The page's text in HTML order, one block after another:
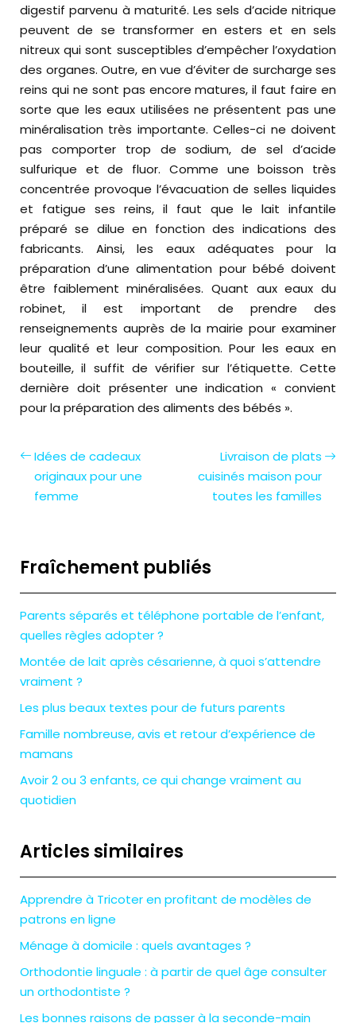
digestif parvenu à maturité. Les sels d’acide nitrique
peuvent de se transformer en esters et en sels
nitreux qui sont susceptibles d’empêcher l’oxydation
des organes. Outre, en vue d’éviter de surcharge ses
reins qui ne sont pas encore matures, il faut faire en
sorte que les eaux utilisées ne présentent pas une
minéralisation très importante. Celles-ci ne doivent
pas comporter trop de sodium, de sel d’acide
sulfurique et de fluor. Comme une boisson très
concentrée provoque l’évacuation de selles liquides
et fatigue ses reins, il faut que le lait infantile
préparé se dilue en fonction des indications des
fabricants. Ainsi, les eaux adéquates pour la
préparation d’une alimentation pour bébé doivent
être faiblement minéralisées. Quant aux eaux du
robinet, il est important de prendre des
renseignements auprès de la mairie pour examiner
leur qualité et leur composition. Pour les eaux en
bouteille, il suffit de vérifier sur l’étiquette. Cette
dernière doit présenter une indication « convient
pour la préparation des aliments des bébés ».
Idées de cadeaux
originaux pour une
femme
Livraison de plats
cuisinés maison pour
toutes les familles
Fraîchement publiés
Parents séparés et téléphone portable de l’enfant,
quelles règles adopter ?
Montée de lait après césarienne, à quoi s’attendre
vraiment ?
Les plus beaux textes pour de futurs parents
Famille nombreuse, avis et retour d’expérience de
mamans
Avoir 2 ou 3 enfants, ce qui change vraiment au
quotidien
Articles similaires
Apprendre à Tricoter en profitant de modèles de
patrons en ligne
Ménage à domicile : quels avantages ?
Orthodontie linguale : à partir de quel âge consulter
un orthodontiste ?
Les bonnes raisons de passer à la seconde-main